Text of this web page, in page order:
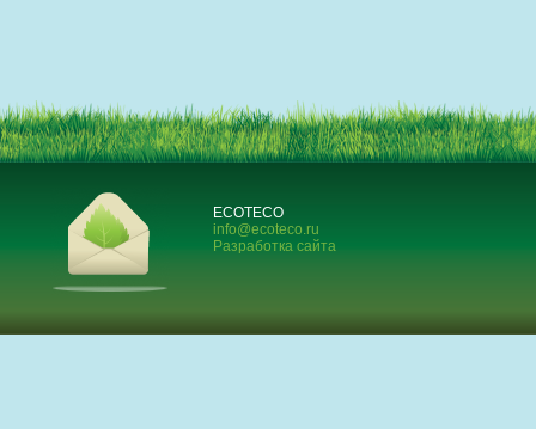
ECOTECO
info@ecoteco.ru
Разработка сайта